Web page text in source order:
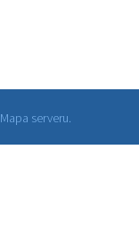
Mapa serveru.